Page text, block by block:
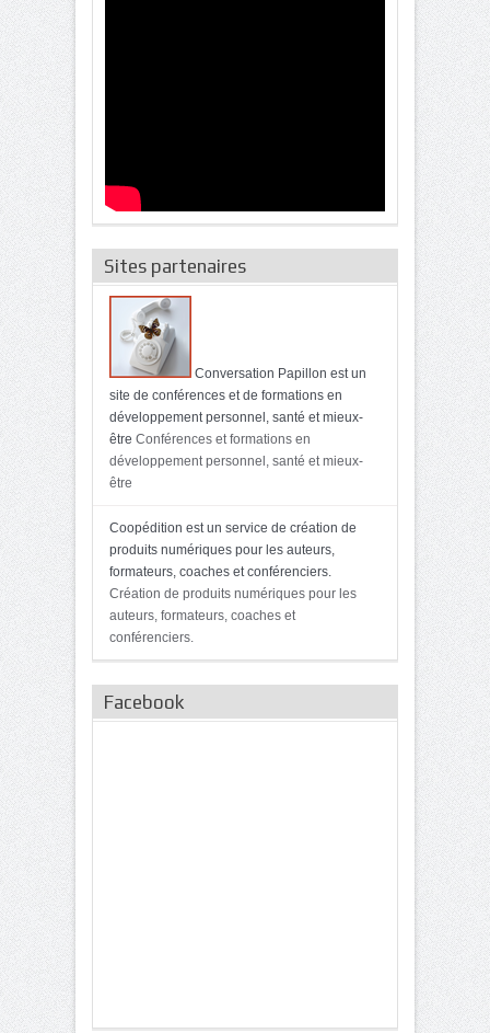
Sites partenaires
Conversation Papillon est un
site de conférences et de formations en
développement personnel, santé et mieux-
être Conférences et formations en
développement personnel, santé et mieux-
être
Coopédition est un service de création de
produits numériques pour les auteurs,
formateurs, coaches et conférenciers.
Création de produits numériques pour les
auteurs, formateurs, coaches et
conférenciers.
Facebook